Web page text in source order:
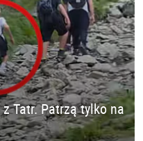
z Tatr. Patrzą tylko na